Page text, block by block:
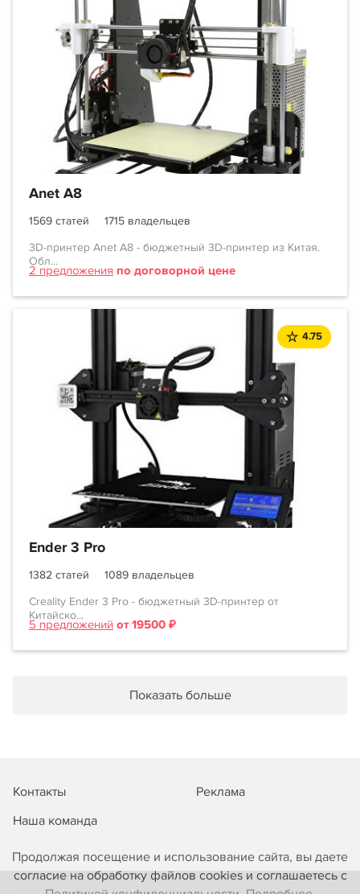
Продолжая посещение и использование сайта, вы даете
согласие на обработку файлов cookies и соглашаетесь с
Anet A8
1569 статей
1715 владельцев
3D-принтер Anet A8 - бюджетный 3D-принтер из Китая.
Обл...
2 предложения по договорной цене
4.75
Ender 3 Pro
1382 статей
1089 владельцев
Creality Ender 3 Pro - бюджетный 3D-принтер от
Китайско...
5 предложений от 19500 ₽
Показать больше
Контакты
Реклама
Наша команда